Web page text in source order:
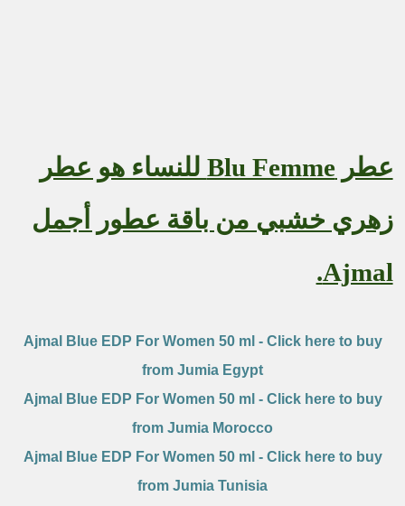
عطرBlu Femme للنساء هو عطر
زهري خشبي من باقة عطور أجمل
Ajmal
.
Ajmal Blue EDP For Women 50 ml - Click here to buy
from Jumia Egypt
Ajmal Blue EDP For Women 50 ml - Click here to buy
from Jumia Morocco
Ajmal Blue EDP For Women 50 ml - Click here to buy
from Jumia Tunisia